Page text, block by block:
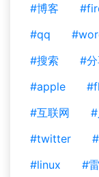
#博客
#qq
#搜索
#
#apple
#互联网
#twitter
#linux
#